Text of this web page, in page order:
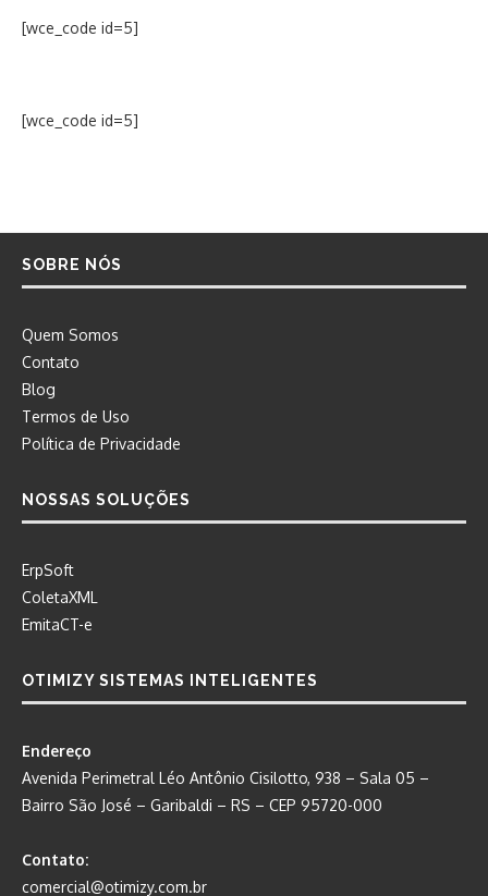
[wce_code id=5]
[wce_code id=5]
SOBRE NÓS
Quem Somos
Contato
Blog
Termos de Uso
Política de Privacidade
NOSSAS SOLUÇÕES
ErpSoft
ColetaXML
EmitaCT-e
OTIMIZY SISTEMAS INTELIGENTES
Endereço
Avenida Perimetral Léo Antônio Cisilotto, 938 – Sala 05 –
Bairro São José – Garibaldi – RS – CEP 95720-000
Contato:
comercial@otimizy.com.br